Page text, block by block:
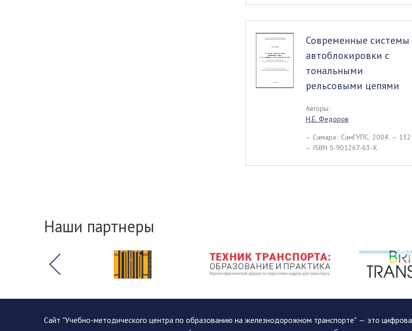
Современные системы
автоблокировки с
тональными
рельсовыми цепями
Авторы:
Н.Е. Федоров
– Самара : СамГУПС, 2004. – 132
– ISBN 5-901267-63-Х
Наши партнеры
Сайт "Учебно-методического центра по образованию на железнодорожном транспорте" — это